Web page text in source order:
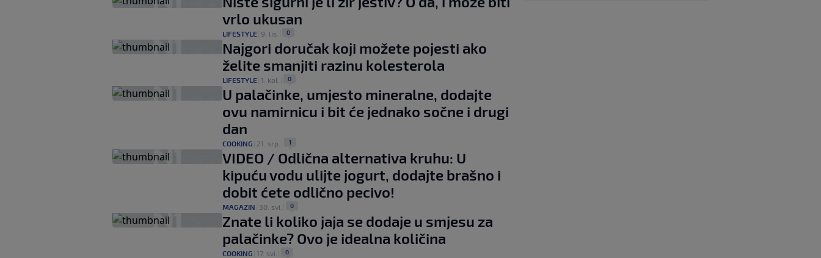
vrlo ukusan
LIFESTYLE 9. lis. 0
Najgori doručak koji možete pojesti ako
želite smanjiti razinu kolesterola
LIFESTYLE 1. kol. 0
U palačinke, umjesto mineralne, dodajte
ovu namirnicu i bit će jednako sočne i drugi
dan
COOKING 21. srp. 1
VIDEO / Odlična alternativa kruhu: U
kipuću vodu ulijte jogurt, dodajte brašno i
dobit ćete odlično pecivo!
MAGAZIN 30. svi. 0
Znate li koliko jaja se dodaje u smjesu za
palačinke? Ovo je idealna količina
COOKING 17. svi. 0